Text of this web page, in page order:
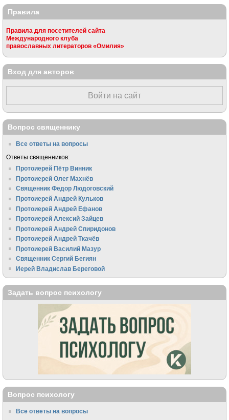
Правила
Правила для посетителей сайта
Международного клуба
православных литераторов «Омилия»
Вход для авторов
Войти на сайт
Вопрос священнику
Все ответы на вопросы
Ответы священников:
Протоиерей Пётр Винник
Протоиерей Олег Махнёв
Священник Федор Людоговский
Протоиерей Андрей Кульков
Протоиерей Андрей Ефанов
Протоиерей Алексий Зайцев
Протоиерей Андрей Спиридонов
Протоиерей Андрей Ткачёв
Протоиерей Василий Мазур
Священник Сергий Бегиян
Иерей Владислав Береговой
Задать вопрос психологу
Вопрос психологу
Все ответы на вопросы